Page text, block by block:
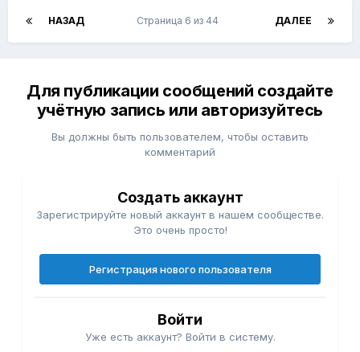
НАЗАД ДАЛЕЕ
Страница 6 из 44
Для публикации сообщений создайте
учётную запись или авторизуйтесь
Вы должны быть пользователем, чтобы оставить
комментарий
Создать аккаунт
Зарегистрируйте новый аккаунт в нашем сообществе.
Это очень просто!
Регистрация нового пользователя
Войти
Уже есть аккаунт? Войти в систему.